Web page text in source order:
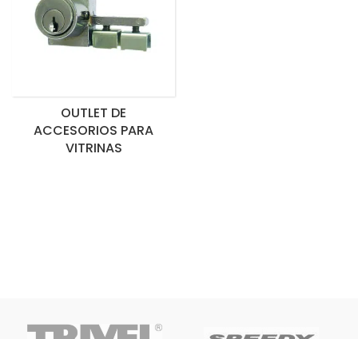
OUTLET DE
ACCESORIOS PARA
VITRINAS